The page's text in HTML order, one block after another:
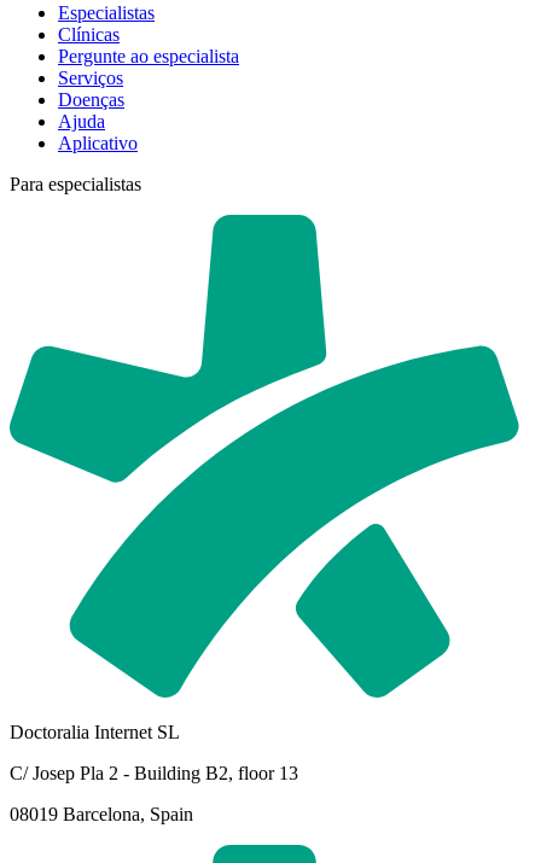
Especialistas
Clínicas
Pergunte ao especialista
Serviços
Doenças
Ajuda
Aplicativo
Para especialistas
Doctoralia Internet SL
C/ Josep Pla 2 - Building B2, floor 13
08019 Barcelona, Spain